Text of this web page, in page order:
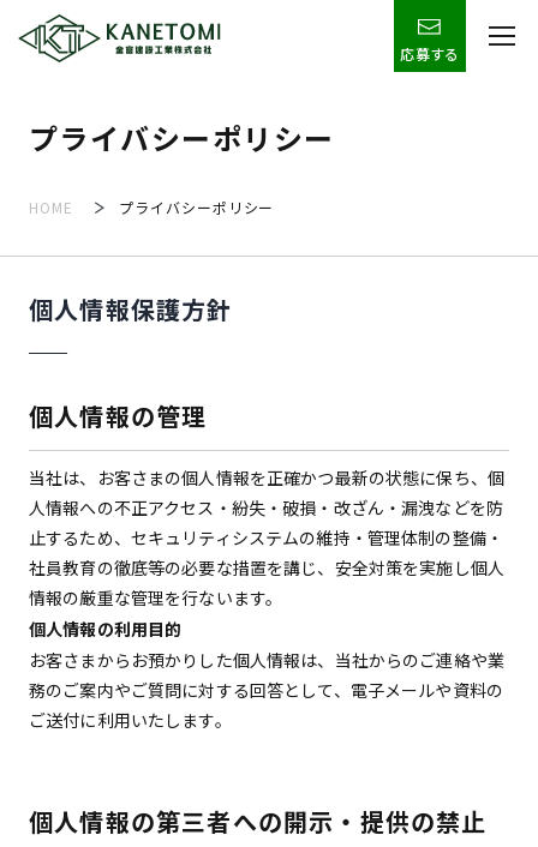
応募する
プライバシーポリシー
HOME プライバシーポリシー
個人情報保護方針
個人情報の管理
当社は、お客さまの個人情報を正確かつ最新の状態に保ち、個
人情報への不正アクセス・紛失・破損・改ざん・漏洩などを防
止するため、セキュリティシステムの維持・管理体制の整備・
社員教育の徹底等の必要な措置を講じ、安全対策を実施し個人
情報の厳重な管理を行ないます。
個人情報の利用目的
お客さまからお預かりした個人情報は、当社からのご連絡や業
務のご案内やご質問に対する回答として、電子メールや資料の
ご送付に利用いたします。
個人情報の第三者への開示・提供の禁止